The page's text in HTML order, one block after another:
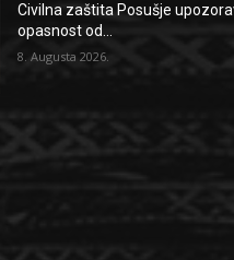
Civilna zaštita Posušje
opasnost od...
8. Augusta 2026.